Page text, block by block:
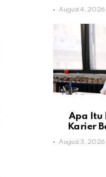
August 4, 2026,
Apa Itu
Karier
August 3, 2026,